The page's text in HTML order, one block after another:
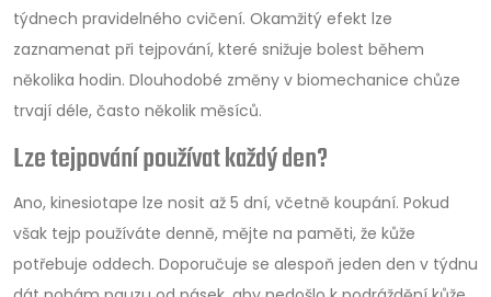
týdnech pravidelného cvičení. Okamžitý efekt lze
zaznamenat při tejpování, které snižuje bolest během
několika hodin. Dlouhodobé změny v biomechanice chůze
trvají déle, často několik měsíců.
Lze tejpování používat každý den?
Ano, kinesiotape lze nosit až 5 dní, včetně koupání. Pokud
však tejp používáte denně, mějte na paměti, že kůže
potřebuje oddech. Doporučuje se alespoň jeden den v týdnu